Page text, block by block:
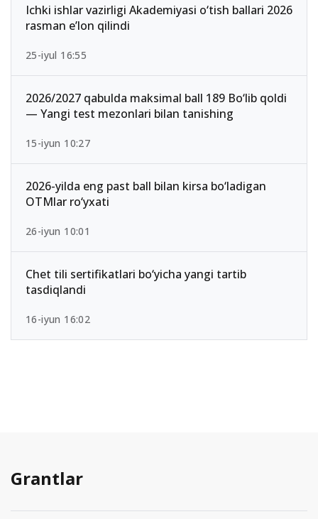
Ichki ishlar vazirligi Akademiyasi o‘tish ballari 2026
rasman e’lon qilindi
25-iyul 16:55
2026/2027 qabulda maksimal ball 189 Bo‘lib qoldi
— Yangi test mezonlari bilan tanishing
15-iyun 10:27
2026-yilda eng past ball bilan kirsa bo‘ladigan
OTMlar ro‘yxati
26-iyun 10:01
Chet tili sertifikatlari bo‘yicha yangi tartib
tasdiqlandi
16-iyun 16:02
Grantlar